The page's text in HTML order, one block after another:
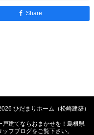
Share
ひだまりホーム（松崎建築）
戸建てならおまかせを！島根県
ッフブログをご覧下さい。